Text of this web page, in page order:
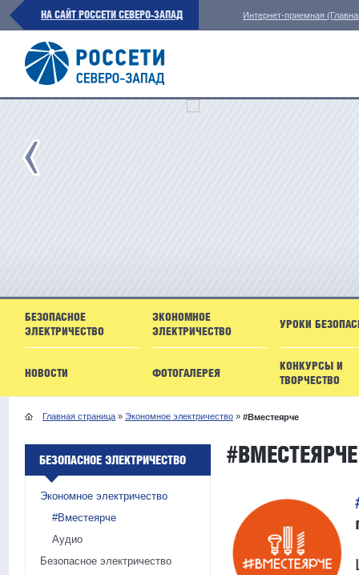
НА САЙТ РОССЕТИ СЕВЕРО-ЗАПАД Интернет-приемная
БЕЗОПАСНОЕ
ЭЛЕКТРИЧЕСТВО
ЭКОНОМНОЕ
ЭЛЕКТРИЧЕСТВО
УРОКИ
НОВОСТИ ФОТОГАЛЕРЕЯ
КОНКУРСЫ И
ТВОРЧЕСТВО
Главная страница » Экономное электричество » #Вместеярче
БЕЗОПАСНОЕ ЭЛЕКТРИЧЕСТВО
Экономное электричество
#Вместеярче
Аудио
Безопасное электричество
#ВМЕСТЕЯРЧЕ